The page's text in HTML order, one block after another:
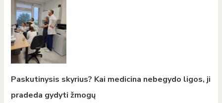
Paskutinysis skyrius? Kai medicina nebegydo ligos, ji
pradeda gydyti žmogų